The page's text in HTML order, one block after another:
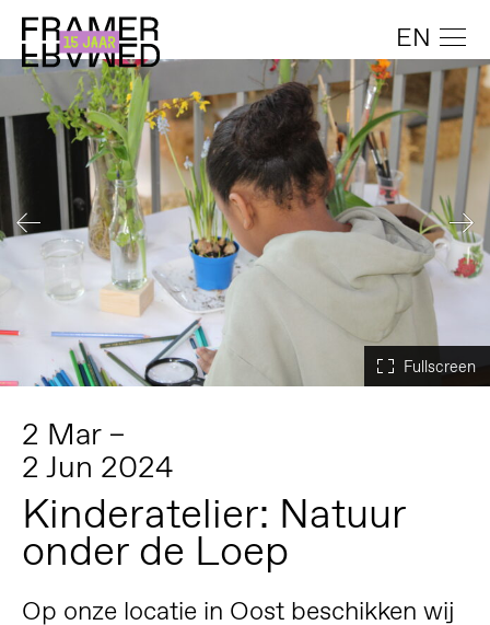
EN
2 Mar –
2 Jun 2024
Kinderatelier: Natuur
onder de Loep
Op onze locatie in Oost beschikken wij